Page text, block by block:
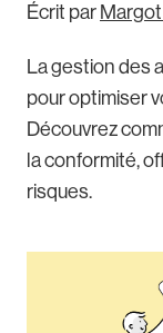
Écrit par
La gestion des
pour optimiser
Découvrez
la conformité,
risques.